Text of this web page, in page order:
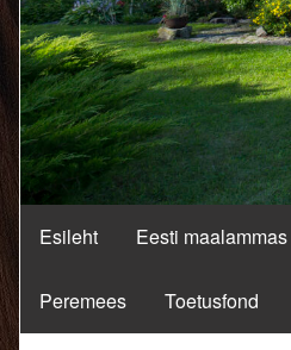
Esileht Eesti maalammas
Peremees Toetusfond